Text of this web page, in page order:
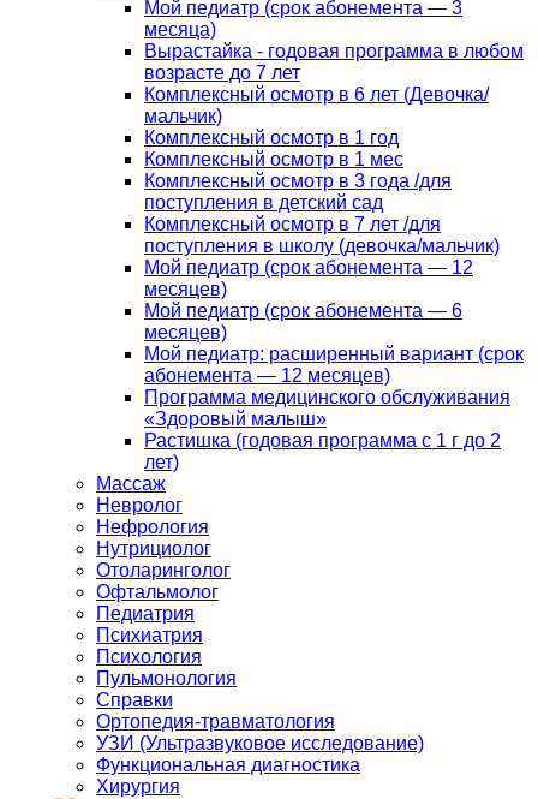
Мой педиатр (срок абонемента — 3
месяца)
Вырастайка - годовая программа в любом
возрасте до 7 лет
Комплексный осмотр в 6 лет (Девочка/
мальчик)
Комплексный осмотр в 1 год
Комплексный осмотр в 1 мес
Комплексный осмотр в 3 года /для
поступления в детский сад
Комплексный осмотр в 7 лет /для
поступления в школу (девочка/мальчик)
Мой педиатр (срок абонемента — 12
месяцев)
Мой педиатр (срок абонемента — 6
месяцев)
Мой педиатр: расширенный вариант (срок
абонемента — 12 месяцев)
Программа медицинского обслуживания
«Здоровый малыш»
Растишка (годовая программа с 1 г до 2
лет)
Массаж
Невролог
Нефрология
Нутрициолог
Отоларинголог
Офтальмолог
Педиатрия
Психиатрия
Психология
Пульмонология
Справки
Ортопедия-травматология
УЗИ (Ультразвуковое исследование)
Функциональная диагностика
Хирургия